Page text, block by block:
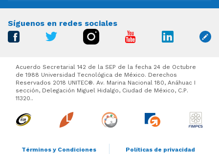
Síguenos en redes sociales
Términos y Condiciones Políticas de privacidad
Acuerdo Secretarial 142 de la SEP de la fecha 24 de Octubre
de 1988 Universidad Tecnológica de México. Derechos
Reservados 2018 UNITEC®. Av. Marina Nacional 180, Anáhuac I
sección, Delegación Miguel Hidalgo, Ciudad de México, C.P.
11320..